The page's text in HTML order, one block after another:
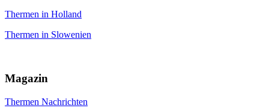
Thermen in Holland
Thermen in Slowenien
Magazin
Thermen Nachrichten